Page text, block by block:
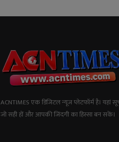
ACNTIMES एक डिजिटल न्यूज प्लेटफॉर्म है। यहां
जो सही हों और आपकी जिंदगी का हिस्सा बन सकें।